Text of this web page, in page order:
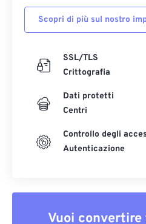
Scopri di più sul nostro
SSL/TLS
Crittografia
Dati protetti
Centri
Controllo degli
Autenticazione
Vuoi